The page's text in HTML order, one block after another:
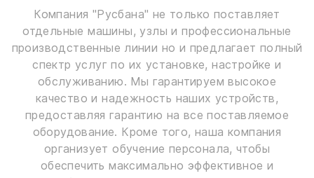
Компания "Русбана" не только поставляет
отдельные машины, узлы и профессиональные
производственные линии но и предлагает полный
спектр услуг по их установке, настройке и
обслуживанию. Мы гарантируем высокое
качество и надежность наших устройств,
предоставляя гарантию на все поставляемое
оборудование. Кроме того, наша компания
организует обучение персонала, чтобы
обеспечить максимально эффективное и